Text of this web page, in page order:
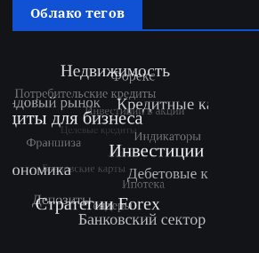
Облако тегов